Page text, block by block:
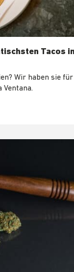
Tacos
Wir haben sie
Ventana.